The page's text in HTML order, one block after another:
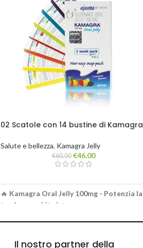
02 Scatole con 14 bustine di Kamagra
Salute e bellezza, Kamagra Jelly
€60.00 €46.00
🔥 Kamagra Oral Jelly 100mg - Potenzia la
tua forza subito! 🔥
Il nostro partner della